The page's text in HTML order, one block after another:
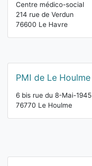
Centre médico-social
214 rue de Verdun
76600 Le Havre
PMI de Le Houlme
6 bis rue du 8-Mai-1945
76770 Le Houlme